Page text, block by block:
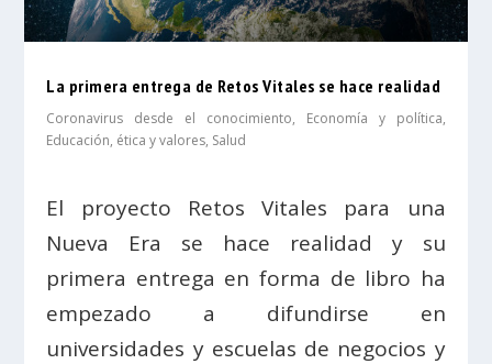
La primera entrega de Retos Vitales se hace realidad
Coronavirus desde el conocimiento, Economía y política,
Educación, ética y valores, Salud
El proyecto Retos Vitales para una
Nueva Era se hace realidad y su
primera entrega en forma de libro ha
empezado a difundirse en
universidades y escuelas de negocios y